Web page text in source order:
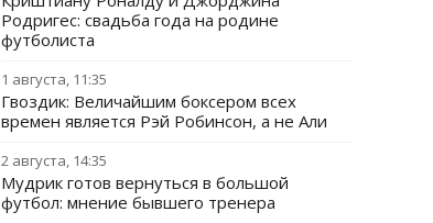
Родригес: свадьба года на родине
футболиста
1 августа, 11:35
Гвоздик: Величайшим боксером всех
времен является Рэй Робинсон, а не Али
2 августа, 14:35
Мудрик готов вернуться в большой
футбол: мнение бывшего тренера